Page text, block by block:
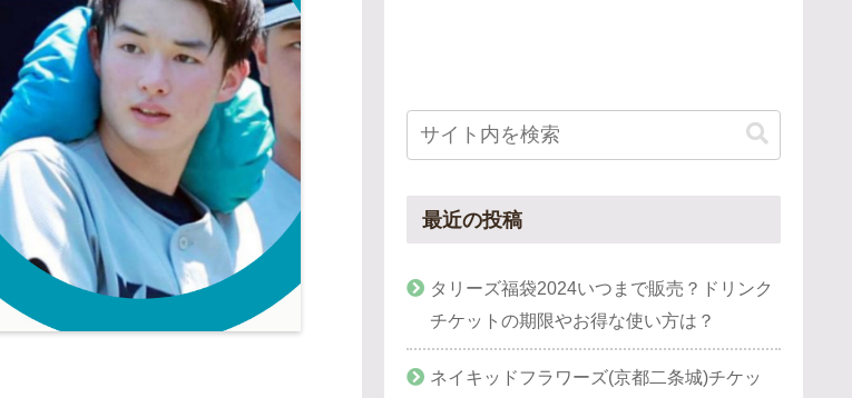
最近の投稿
タリーズ福袋2024いつまで販売？ドリンク
チケットの期限やお得な使い方は？
ネイキッドフラワーズ(京都二条城)チケッ